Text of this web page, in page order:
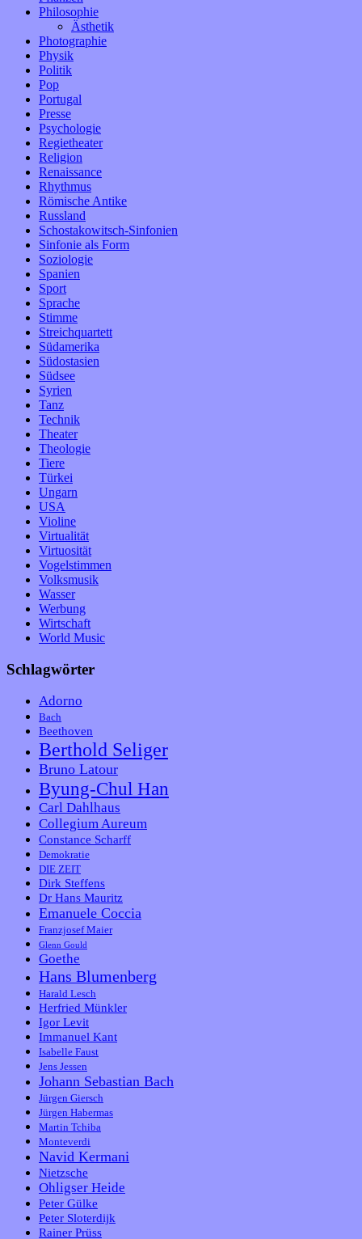
Philosophie
Ästhetik
Photographie
Physik
Politik
Pop
Portugal
Presse
Psychologie
Regietheater
Religion
Renaissance
Rhythmus
Römische Antike
Russland
Schostakowitsch-Sinfonien
Sinfonie als Form
Soziologie
Spanien
Sport
Sprache
Stimme
Streichquartett
Südamerika
Südostasien
Südsee
Syrien
Tanz
Technik
Theater
Theologie
Tiere
Türkei
Ungarn
USA
Violine
Virtualität
Virtuosität
Vogelstimmen
Volksmusik
Wasser
Werbung
Wirtschaft
World Music
Schlagwörter
Adorno
Bach
Beethoven
Berthold Seliger
Bruno Latour
Byung-Chul Han
Carl Dahlhaus
Collegium Aureum
Constance Scharff
Demokratie
DIE ZEIT
Dirk Steffens
Dr Hans Mauritz
Emanuele Coccia
Franzjosef Maier
Glenn Gould
Goethe
Hans Blumenberg
Harald Lesch
Herfried Münkler
Igor Levit
Immanuel Kant
Isabelle Faust
Jens Jessen
Johann Sebastian Bach
Jürgen Giersch
Jürgen Habermas
Martin Tchiba
Monteverdi
Navid Kermani
Nietzsche
Ohligser Heide
Peter Gülke
Peter Sloterdijk
Rainer Prüss